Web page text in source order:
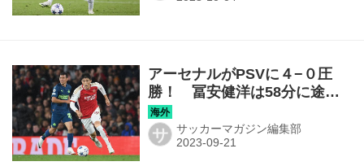
アーセナルがPSVに４−０圧
勝！ 冨安健洋は58分に途中
出場して待望のCLデビューを
飾る【CL】
サ サッカーマガジン編集部